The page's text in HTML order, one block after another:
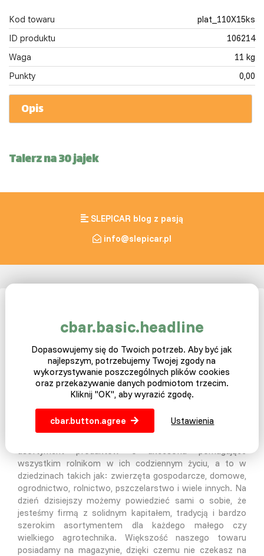
Kod towaru
plat_110X15ks
ID produktu
106214
Waga
11 kg
Punkty
0,00
Opis
Talerz na 30 jajek
SLEPICAR blog z pasją
info@slepicar.pl
O nas
Nasza historia zaczęła się kilka lat temu w Czeskiej
Republice. To trochę niewiarygodne dla niektórych może
trochę śmieszne ale jednego dnia przyszedł nam do
głowy pomysł sprzedaży żywego drobiu za
pośrednictwem internetu. Masz cel znajdziesz drogę i tak
z pomysłu pojawił się projekt a z projektu e-shop. Na
dzień dzisiejszy jesteśmy mistrzami w tej kategorii.
asortyment produktów o akcesoria pomagające
wszystkim rolnikom w ich codziennym życiu, a to w
dziedzinach takich jak: zwierzęta gospodarcze, domowe,
ogrodnictwo, rolnictwo, pszczelarstwo i wiele innych. Na
dzień dzisiejszy możemy powiedzieć sami o sobie, że
jesteśmy firmą z solidnym kapitałem, tradycją i bardzo
szerokim asortymentem dla każdego małego czy
wielkiego agrotechnika. Większość naszego towaru
posiadamy na magazynie, dzięki czemu nie czekasz na
cbar.basic.headline
Dopasowujemy się do Twoich potrzeb. Aby być jak
najlepszym, potrzebujemy Twojej zgody na
wykorzystywanie poszczególnych plików cookies
oraz przekazywanie danych podmiotom trzecim.
Kliknij "OK", aby wyrazić zgodę.
cbar.button.agree Ustawienia